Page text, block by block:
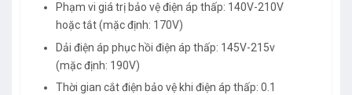
Phạm vi giá trị bảo vệ điện áp thấp: 140V-210V
hoặc tắt (mặc định: 170V)
Dải điện áp phục hồi điện áp thấp: 145V-215v
(mặc định: 190V)
Thời gian cắt điện bảo vệ khi điện áp thấp: 0.1